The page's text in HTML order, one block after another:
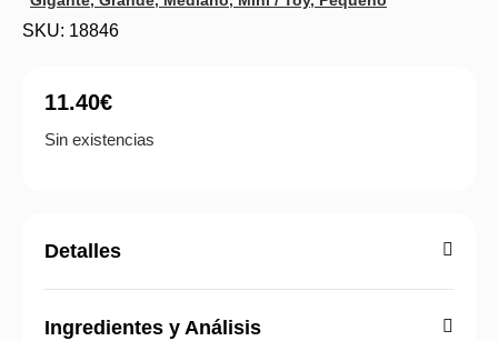
SKU: 18846
11.40€
Sin existencias
Detalles
Ingredientes y Análisis